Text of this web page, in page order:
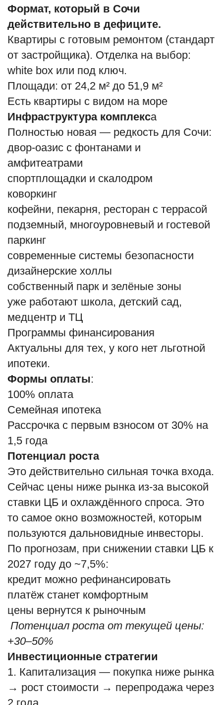
Формат, который в Сочи
действительно в дефиците.
Квартиры с готовым ремонтом (стандарт
от застройщика). Отделка на выбор:
white box или под ключ.
Площади: от 24,2 м² до 51,9 м²
Есть квартиры с видом на море
Инфраструктура комплекса
Полностью новая — редкость для Сочи:
двор-оазис с фонтанами и
амфитеатрами
спортплощадки и скалодром
коворкинг
кофейни, пекарня, ресторан с террасой
подземный, многоуровневый и гостевой
паркинг
современные системы безопасности
дизайнерские холлы
собственный парк и зелёные зоны
уже работают школа, детский сад,
медцентр и ТЦ
Программы финансирования
Актуальны для тех, у кого нет льготной
ипотеки.
Формы оплаты:
100% оплата
Семейная ипотека
Рассрочка с первым взносом от 30% на
1,5 года
Потенциал роста
Это действительно сильная точка входа.
Сейчас цены ниже рынка из-за высокой
ставки ЦБ и охлаждённого спроса. Это
то самое окно возможностей, которым
пользуются дальновидные инвесторы.
По прогнозам, при снижении ставки ЦБ к
2027 году до ~7,5%:
кредит можно рефинансировать
платёж станет комфортным
цены вернутся к рыночным
Потенциал роста от текущей цены:
+30–50%
Инвестиционные стратегии
1. Капитализация — покупка ниже рынка
→ рост стоимости → перепродажа через